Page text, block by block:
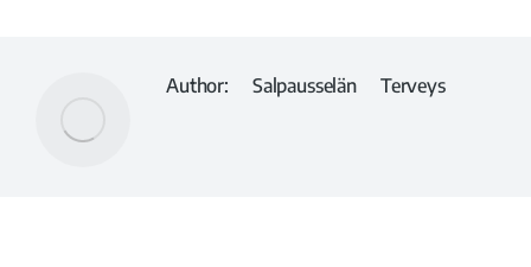
Author: Salpausselän Terveys